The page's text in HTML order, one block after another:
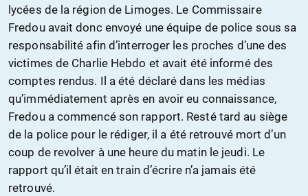
lycées de la région de Limoges. Le Commissaire
Fredou avait donc envoyé une équipe de police sous sa
responsabilité afin d’interroger les proches d’une des
victimes de Charlie Hebdo et avait été informé des
comptes rendus. Il a été déclaré dans les médias
qu’immédiatement après en avoir eu connaissance,
Fredou a commencé son rapport. Resté tard au siège
de la police pour le rédiger, il a été retrouvé mort d’un
coup de revolver à une heure du matin le jeudi. Le
rapport qu’il était en train d’écrire n’a jamais été
retrouvé.